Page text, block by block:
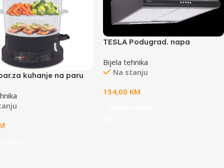
kuhanje na paru
TESLA Podugrad. napa
m3/h; motor110W; 3 brzine; 1
halogena; 65 dB
Bijela tehnika
Na stanju
154,00 KM